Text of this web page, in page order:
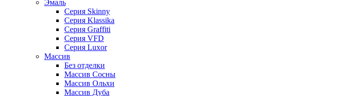
Эмаль
Серия Skinny
Серия Klassika
Серия Graffiti
Серия VFD
Серия Luxor
Массив
Без отделки
Массив Сосны
Массив Ольхи
Массив Дуба